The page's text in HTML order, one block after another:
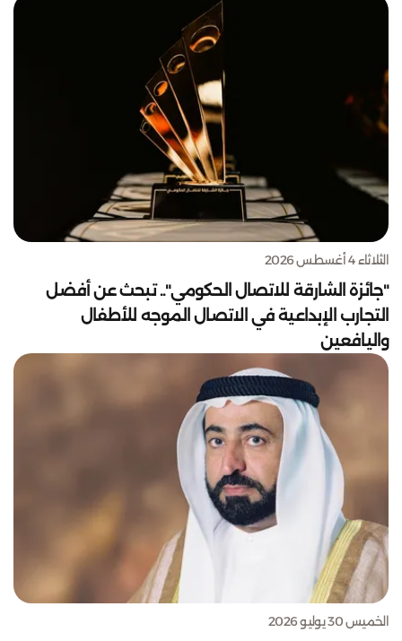
الثلاثاء 4 أغسطس 2026
"جائزة الشارقة للاتصال الحكومي".. تبحث عن أفضل
التجارب الإبداعية في الاتصال الموجه للأطفال
واليافعين
الخميس 30 يوليو 2026